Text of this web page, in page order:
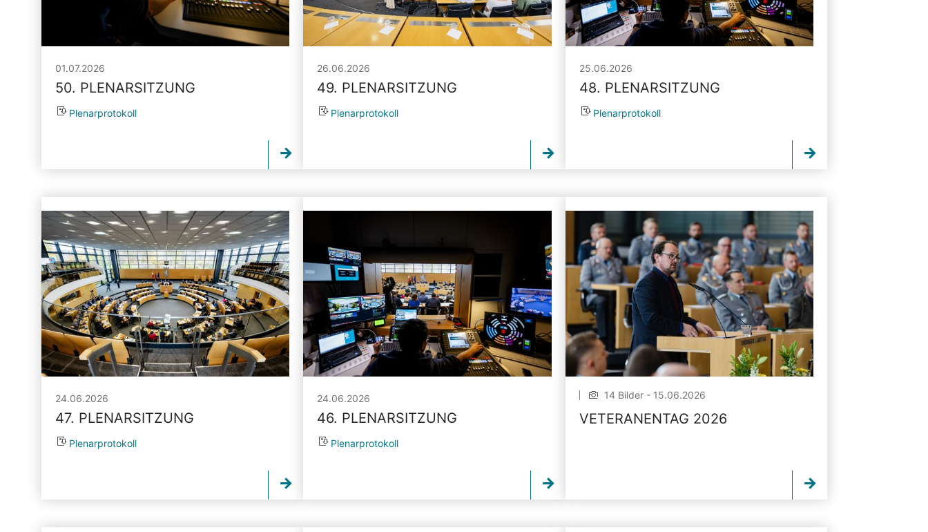
01.07.2026
50. PLENARSITZUNG
Plenarprotokoll
26.06.2026
49. PLENARSITZUNG
Plenarprotokoll
25.06.2026
48. PLENARSITZUNG
Plenarprotokoll
24.06.2026
47. PLENARSITZUNG
Plenarprotokoll
24.06.2026
46. PLENARSITZUNG
Plenarprotokoll
14 Bilder - 15.06.2026
VETERANENTAG 2026